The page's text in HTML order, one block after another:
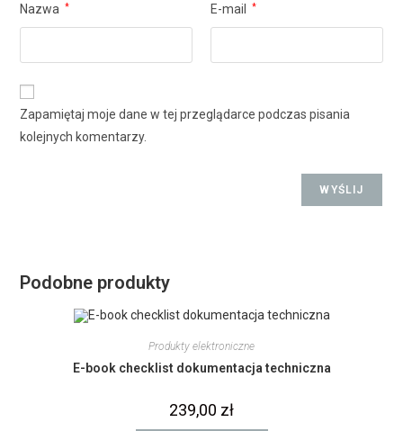
Nazwa * E-mail *
Zapamiętaj moje dane w tej przeglądarce podczas pisania
kolejnych komentarzy.
Podobne produkty
Produkty elektroniczne
E-book checklist dokumentacja techniczna
239,00 zł